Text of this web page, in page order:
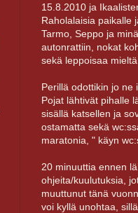
15.8.2010 ja
Raholalaisia paikalle
Tarmo, Seppo ja
autonrattiin, nokat
sekä leppoisaa
Perillä odottikin jo ne
Pojat lähtivät pihalle
sisällä katsellen ja
ostamatta sekä
maratonia, " käyn
20 minuuttia ennen
ohjeita/kuulutuksia,
muuttunut tänä
voi kyllä unohtaa,